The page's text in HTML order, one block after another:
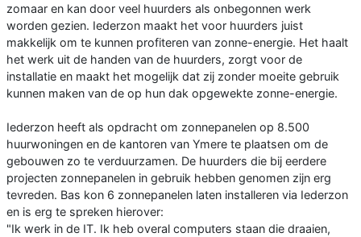
zomaar en kan door veel huurders als onbegonnen werk
worden gezien. Iederzon maakt het voor huurders juist
makkelijk om te kunnen profiteren van zonne-energie. Het haalt
het werk uit de handen van de huurders, zorgt voor de
installatie en maakt het mogelijk dat zij zonder moeite gebruik
kunnen maken van de op hun dak opgewekte zonne-energie.
Iederzon heeft als opdracht om zonnepanelen op 8.500
huurwoningen en de kantoren van Ymere te plaatsen om de
gebouwen zo te verduurzamen. De huurders die bij eerdere
projecten zonnepanelen in gebruik hebben genomen zijn erg
tevreden. Bas kon 6 zonnepanelen laten installeren via Iederzon
en is erg te spreken hierover:
"Ik werk in de IT. Ik heb overal computers staan die draaien,